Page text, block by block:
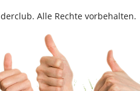
Alle Rechte vorbehalten.